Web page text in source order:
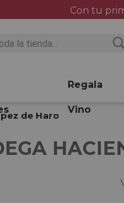
Con tu
Regala
Vino
de Haro